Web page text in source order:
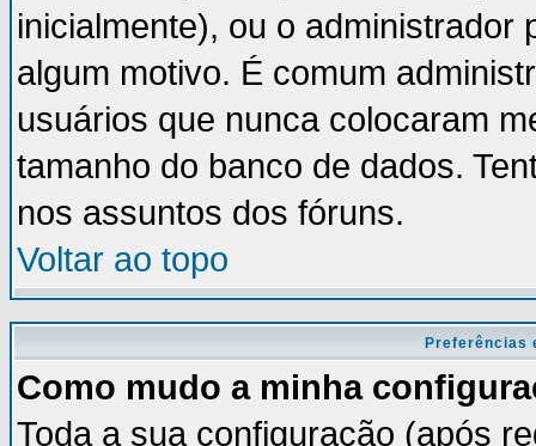
inicialmente), ou o
algum motivo. É comum
usuários que nunca colocaram
tamanho do banco de dados.
nos assuntos dos fóruns.
Voltar ao topo
Preferências
Como mudo a minha
Toda a sua configuração (após